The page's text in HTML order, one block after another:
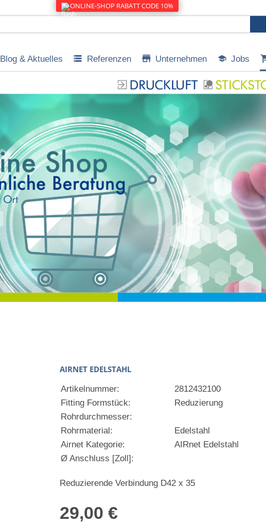
Blog & Aktuelles Referenzen Unternehmen Jobs
AIRNET EDELSTAHL
Artikelnummer:
2812432100
Fitting Formstück:
Reduzierung
Rohrdurchmesser:
Rohrmaterial:
Edelstahl
Airnet Kategorie:
AIRnet Edelstahl
Ø Anschluss [Zoll]:
Reduzierende Verbindung D42 x 35
29,00 €
ONLINE-SHOP RABATT CODE 10%